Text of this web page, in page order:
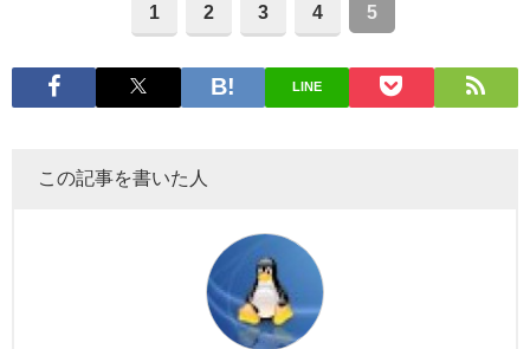
1 2 3 4 5
LINE
この記事を書いた人